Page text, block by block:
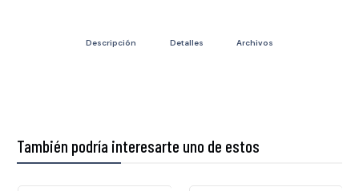
Descripción Detalles Archivos
También podría interesarte uno de estos